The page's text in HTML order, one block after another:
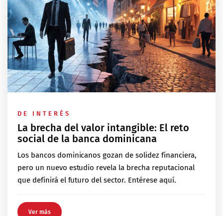
DE INTERÉS
La brecha del valor intangible: El reto
social de la banca dominicana
Los bancos dominicanos gozan de solidez financiera,
pero un nuevo estudio revela la brecha reputacional
que definirá el futuro del sector. Entérese aquí.
Ver más